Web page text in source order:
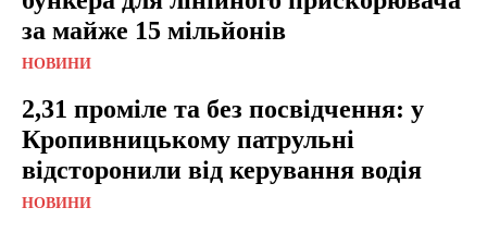
за майже 15 мільйонів
НОВИНИ
2,31 проміле та без посвідчення: у
Кропивницькому патрульні
відсторонили від керування водія
НОВИНИ